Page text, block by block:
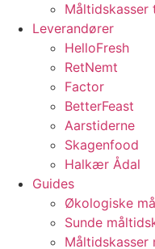
Måltidskasser
Leverandører
HelloFresh
RetNemt
Factor
BetterFeast
Aarstiderne
Skagenfood
Halkær Ådal
Guides
Økologiske
Sunde